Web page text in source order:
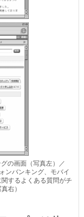
の画面（写真左）／
ンバンキング、モバイ
するよくある質問がチ
右）